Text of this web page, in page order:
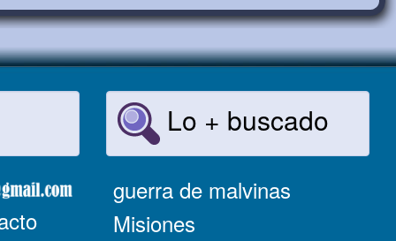
Lo + buscado
guerra de malvinas
Misiones